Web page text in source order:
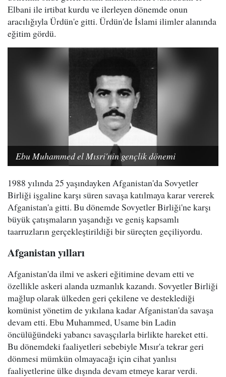
Elbani ile irtibat kurdu ve ilerleyen dönemde onun
aracılığıyla Ürdün'e gitti. Ürdün'de İslami ilimler alanında
eğitim gördü.
Ebu Muhammed el Mısri'nin gençlik dönemi
1988 yılında 25 yaşındayken Afganistan'da Sovyetler
Birliği işgaline karşı süren savaşa katılmaya karar vererek
Afganistan'a gitti. Bu dönemde Sovyetler Birliği'ne karşı
büyük çatışmaların yaşandığı ve geniş kapsamlı
taarruzların gerçekleştirildiği bir süreçten geçiliyordu.
Afganistan yılları
Afganistan'da ilmi ve askeri eğitimine devam etti ve
özellikle askeri alanda uzmanlık kazandı. Sovyetler Birliği
mağlup olarak ülkeden geri çekilene ve desteklediği
komünist yönetim de yıkılana kadar Afganistan'da savaşa
devam etti. Ebu Muhammed, Usame bin Ladin
öncülüğündeki yabancı savaşçılarla birlikte hareket etti.
Bu dönemdeki faaliyetleri sebebiyle Mısır'a tekrar geri
dönmesi mümkün olmayacağı için cihat yanlısı
faaliyetlerine ülke dışında devam etmeye karar verdi.